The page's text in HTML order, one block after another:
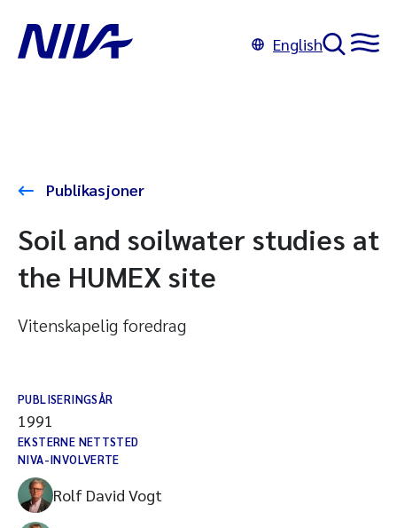
English
Publikasjoner
Soil and soilwater studies at
the HUMEX site
Vitenskapelig foredrag
PUBLISERINGSÅR
1991
EKSTERNE NETTSTED
NIVA-INVOLVERTE
Rolf David Vogt